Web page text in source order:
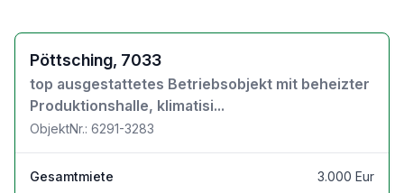
Zu den Objektdetails
Pöttsching, 7033
top ausgestattetes Betriebsobjekt mit beheizter
Produktionshalle, klimatisi...
ObjektNr.: 6291-3283
Gesamtmiete 3.000 Eur